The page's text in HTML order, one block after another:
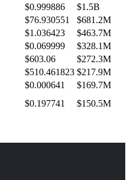
$0.999886
$1.5B
$76.930551
$681.2M
$1.036423
$463.7M
$0.069999
$328.1M
$603.06
$272.3M
$510.461823 $217.9M
$0.000641
$169.7M
$0.197741
$150.5M